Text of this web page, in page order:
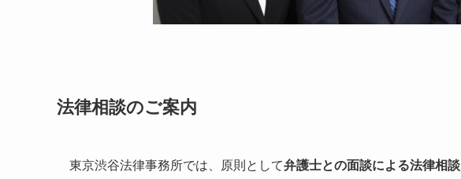
法律相談のご案内
東京渋谷法律事務所では、原則として弁護士との面談による法律相談